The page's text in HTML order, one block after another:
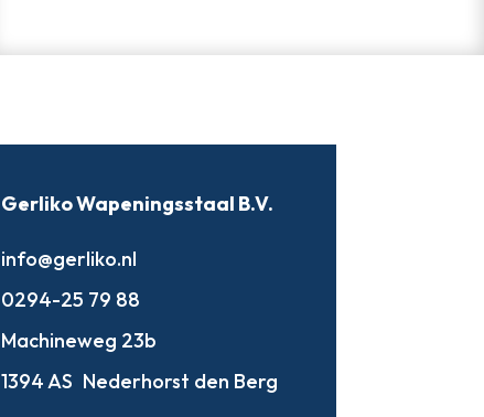
Gerliko Wapeningsstaal B.V.
info@gerliko.nl
0294-25 79 88
Machineweg 23b
1394 AS Nederhorst den Berg